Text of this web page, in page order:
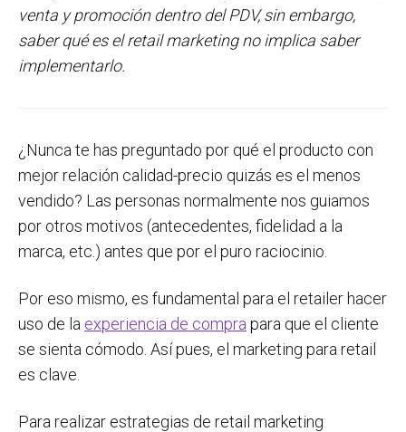
venta y promoción dentro del PDV, sin embargo,
saber qué es el retail marketing no implica saber
implementarlo.
¿Nunca te has preguntado por qué el producto con
mejor relación calidad-precio quizás es el menos
vendido? Las personas normalmente nos guiamos
por otros motivos (antecedentes, fidelidad a la
marca, etc.) antes que por el puro raciocinio.
Por eso mismo, es fundamental para el retailer hacer
uso de la experiencia de compra para que el cliente
se sienta cómodo. Así pues, el marketing para retail
es clave.
Para realizar estrategias de retail marketing